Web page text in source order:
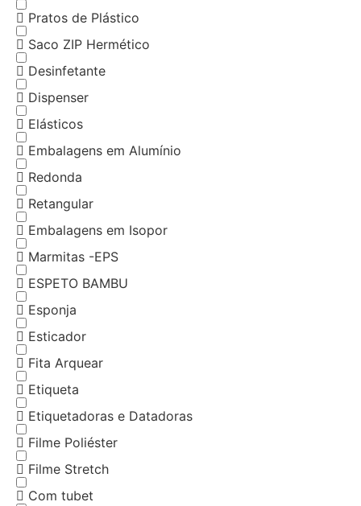
Pratos de Plástico
Saco ZIP Hermético
Desinfetante
Dispenser
Elásticos
Embalagens em Alumínio
Redonda
Retangular
Embalagens em Isopor
Marmitas -EPS
ESPETO BAMBU
Esponja
Esticador
Fita Arquear
Etiqueta
Etiquetadoras e Datadoras
Filme Poliéster
Filme Stretch
Com tubet